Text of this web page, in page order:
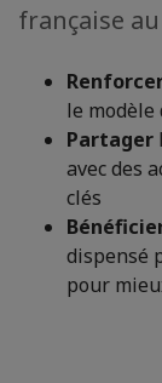
française au
le modèle
Partager
avec des
clés
dispensé
pour